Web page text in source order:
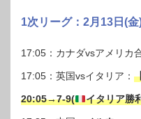
1次リーグ：2月13日(金
17:05：カナダvsアメリカ
17:05：英国vsイタリア：
20:05→7-9( イタリア勝